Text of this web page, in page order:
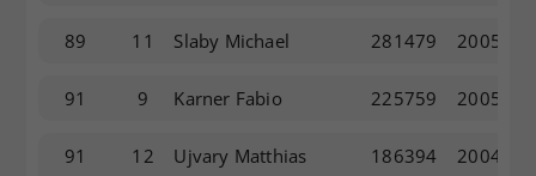
89 11 Slaby Michael 281479 2005
91 9 Karner Fabio 225759 2005
91 12 Ujvary Matthias 186394 2004